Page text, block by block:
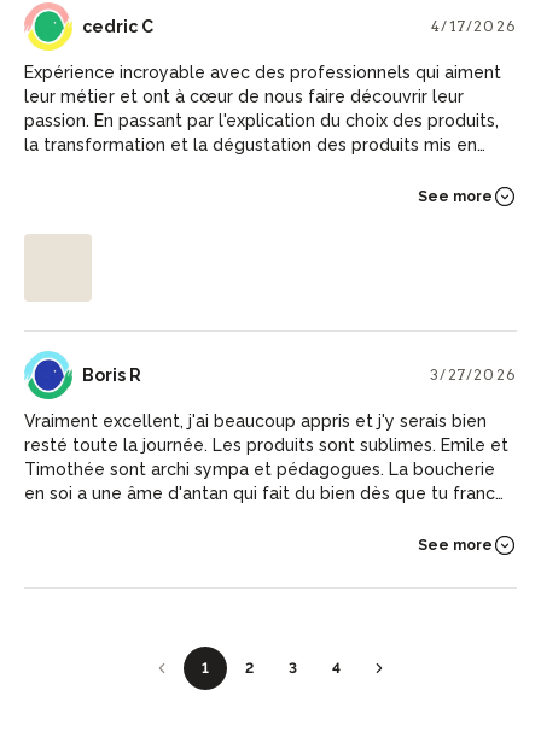
CC cedric C 4/17/2026
Expérience incroyable avec des professionnels qui aiment
leur métier et ont à cœur de nous faire découvrir leur
passion. En passant par l'explication du choix des produits,
la transformation et la dégustation des produits mis en
See more
BR Boris R 3/27/2026
Vraiment excellent, j'ai beaucoup appris et j'y serais bien
resté toute la journée. Les produits sont sublimes. Emile et
Timothée sont archi sympa et pédagogues. La boucherie
en soi a une âme d'antan qui fait du bien dès que tu franchis
See more
1 2 3 4